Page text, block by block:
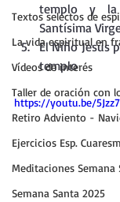
Textos selectos de
La vida espiritual en
Vídeos de interés
Taller de oración con
Retiro Adviento -
Ejercicios Esp.
Meditaciones Semana
Semana Santa 2025
templo y la
Santísima
El Niño Jesús
templo
https://youtu.be/